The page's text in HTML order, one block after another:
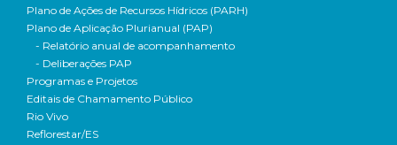
Plano de Ações de Recursos Hídricos (PARH)
Plano de Aplicação Plurianual (PAP)
- Relatório anual de acompanhamento
- Deliberações PAP
Programas e Projetos
Editais de Chamamento Público
Rio Vivo
Reflorestar/ES